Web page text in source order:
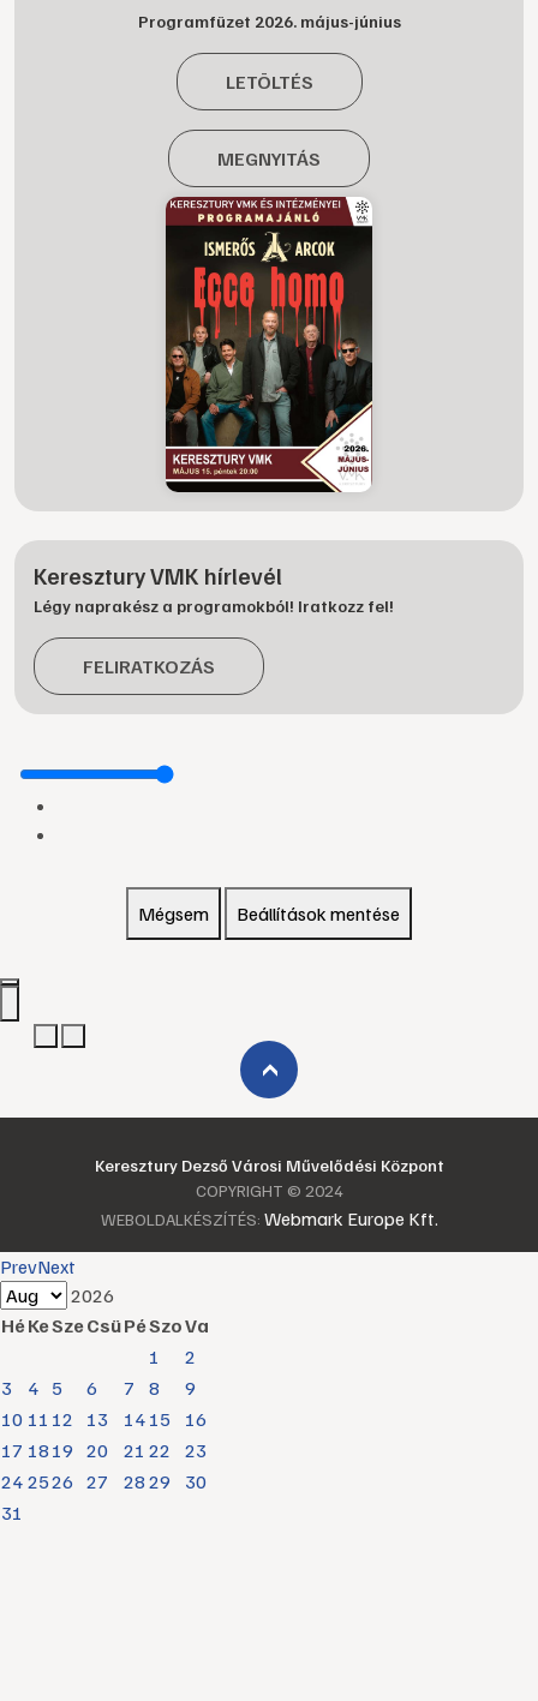
Programfüzet 2026. május-június
LETÖLTÉS
MEGNYITÁS
Keresztury VMK hírlevél
Légy naprakész a programokból! Iratkozz fel!
FELIRATKOZÁS
Mégsem Beállítások mentése
›
Keresztury Dezső Városi Művelődési Központ
COPYRIGHT © 2024
WEBOLDALKÉSZÍTÉS: Webmark Europe Kft.
PrevNext
2026
HéKeSzeCsüPéSzoVa
1
2
3
4 5 6 7 8
9
10 11 12 13 14 15
16
17 18 19 20 21 22
23
24 2526 27 28 29
30
31